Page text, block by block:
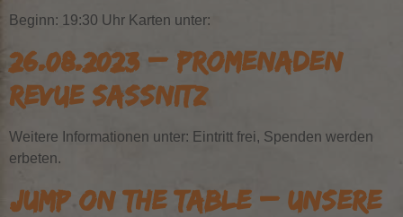
Beginn: 19:30 Uhr Karten unter:
26.08.2023 – PROMENADEN
REVUE SASSNITZ
Weitere Informationen unter: Eintritt frei, Spenden werden
erbeten.
JUMP ON THE TABLE – UNSERE